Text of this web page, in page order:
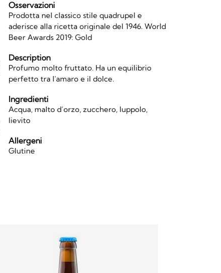
Osservazioni
Prodotta nel classico stile quadrupel e
aderisce alla ricetta originale del 1946. World
Beer Awards 2019: Gold
Description
Profumo molto fruttato. Ha un equilibrio
perfetto tra l'amaro e il dolce.
Ingredienti
Acqua, malto d’orzo, zucchero, luppolo,
lievito
Allergeni
Glutine